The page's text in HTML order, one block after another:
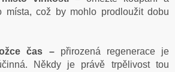
místa, což by mohlo prodloužit dobu
čas –přirozená regenerace je
Někdy je právě trpělivost tou